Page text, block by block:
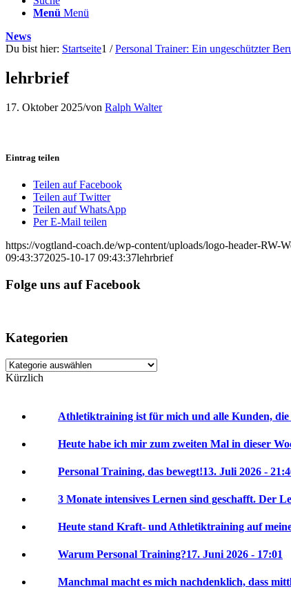
Menü Menü
News
Du bist hier: Startseite1 / Personal Trainer: Ein ungeschützter
lehrbrief
17. Oktober 2025/von Ralph Walter
Eintrag teilen
Teilen auf Facebook
Teilen auf Twitter
Teilen auf WhatsApp
Per E-Mail teilen
https://vogtland-coach.de/wp-content/uploads/logo-header-RW-
09:43:372025-10-17 09:43:37lehrbrief
Folge uns auf Facebook
Kategorien
Kategorien
Kürzlich
Athletiktraining ist für mich und alle Kunden, die
Heute habe ich mir zum zweiten Mal in dieser
Personal Training, das bewegt!13. Juli 2026 -
3 Monate intensives Lernen sind geschafft. Der
Heute stand Kraft- und Athletiktraining auf
Warum Personal Training?17. Juni 2026 - 17:01
Manchmal macht es mich nachdenklich, dass